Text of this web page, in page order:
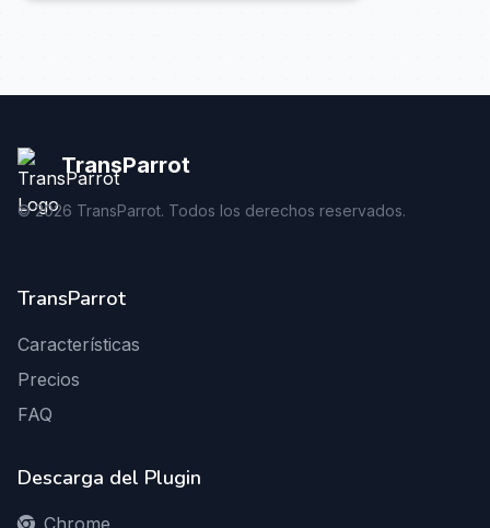
TransParrot
©2026 TransParrot. Todos los derechos reservados.
TransParrot
Características
Precios
FAQ
Descarga del Plugin
Chrome